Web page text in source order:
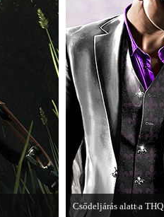
Csődeljárás alatt a THQ